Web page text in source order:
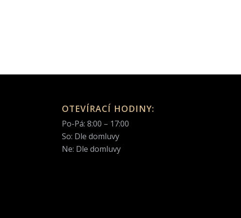
OTEVÍRACÍ HODINY:
Po-Pá: 8:00 – 17:00
So: Dle domluvy
Ne: Dle domluvy